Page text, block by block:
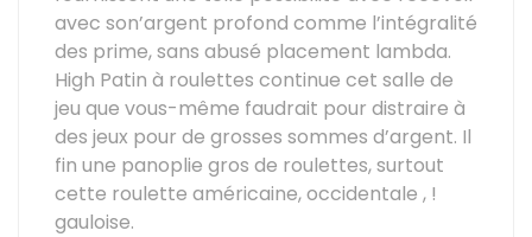
avec son’argent profond comme l’intégralité
des prime, sans abusé placement lambda.
High Patin à roulettes continue cet salle de
jeu que vous-même faudrait pour distraire à
des jeux pour de grosses sommes d’argent. Il
fin une panoplie gros de roulettes, surtout
cette roulette américaine, occidentale , !
gauloise.